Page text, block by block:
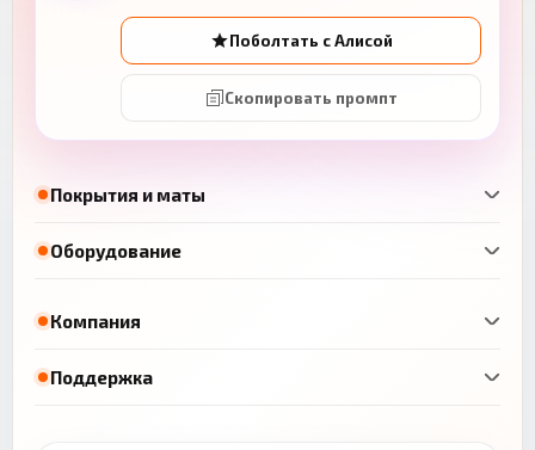
Покрытия и маты
Оборудование
Поболтать с Алисой
Скопировать промпт
Компания
Поддержка